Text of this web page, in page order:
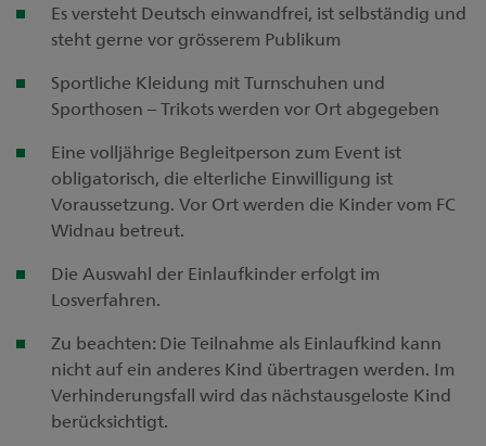
Es versteht Deutsch einwandfrei, ist selbständig und
steht gerne vor grösserem Publikum
Sportliche Kleidung mit Turnschuhen und
Sporthosen – Trikots werden vor Ort abgegeben
Eine volljährige Begleitperson zum Event ist
obligatorisch, die elterliche Einwilligung ist
Voraussetzung. Vor Ort werden die Kinder vom FC
Widnau betreut.
Die Auswahl der Einlaufkinder erfolgt im
Losverfahren.
Zu beachten: Die Teilnahme als Einlaufkind kann
nicht auf ein anderes Kind übertragen werden. Im
Verhinderungsfall wird das nächstausgeloste Kind
berücksichtigt.